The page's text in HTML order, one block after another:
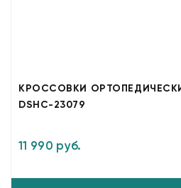
КРОССОВКИ
DSHC-23079
11 990 руб.